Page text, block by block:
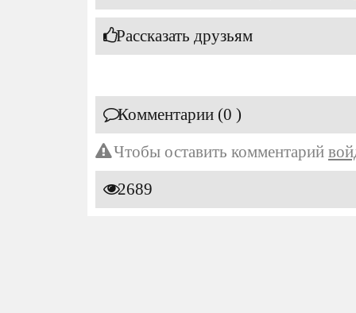
Рассказать друзьям
Комментарии (0 )
Чтобы оставить комментарий
2689